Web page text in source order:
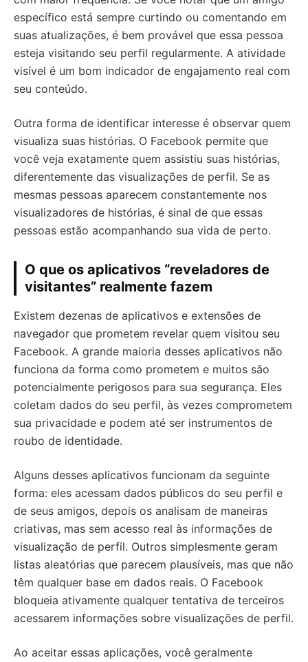
específico está sempre curtindo ou comentando em
suas atualizações, é bem provável que essa pessoa
esteja visitando seu perfil regularmente. A atividade
visível é um bom indicador de engajamento real com
seu conteúdo.
Outra forma de identificar interesse é observar quem
visualiza suas histórias. O Facebook permite que
você veja exatamente quem assistiu suas histórias,
diferentemente das visualizações de perfil. Se as
mesmas pessoas aparecem constantemente nos
visualizadores de histórias, é sinal de que essas
pessoas estão acompanhando sua vida de perto.
O que os aplicativos “reveladores de
visitantes” realmente fazem
Existem dezenas de aplicativos e extensões de
navegador que prometem revelar quem visitou seu
Facebook. A grande maioria desses aplicativos não
funciona da forma como prometem e muitos são
potencialmente perigosos para sua segurança. Eles
coletam dados do seu perfil, às vezes comprometem
sua privacidade e podem até ser instrumentos de
roubo de identidade.
Alguns desses aplicativos funcionam da seguinte
forma: eles acessam dados públicos do seu perfil e
de seus amigos, depois os analisam de maneiras
criativas, mas sem acesso real às informações de
visualização de perfil. Outros simplesmente geram
listas aleatórias que parecem plausíveis, mas que não
têm qualquer base em dados reais. O Facebook
bloqueia ativamente qualquer tentativa de terceiros
acessarem informações sobre visualizações de perfil.
Ao aceitar essas aplicações, você geralmente